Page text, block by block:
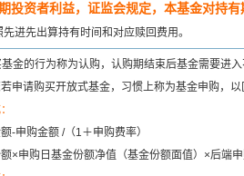
投资者利益，证监会规定，本基金对持
进先出算持有时间和对应赎回费用。
金的行为称为认购，认购期结束后基金需要进入
申请购买开放式基金，习惯上称为基金申购，以
-申购金额 /（1＋申购费率）
×申购日基金份额净值（基金份额面值）×后端